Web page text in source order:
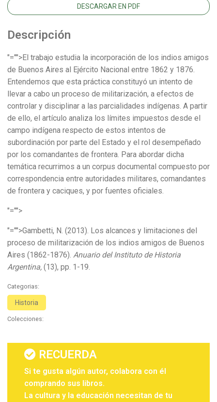
DESCARGAR EN PDF
Descripción
"="">El trabajo estudia la incorporación de los indios amigos
de Buenos Aires al Ejército Nacional entre 1862 y 1876.
Entendemos que esta práctica constituyó un intento de
llevar a cabo un proceso de militarización, a efectos de
controlar y disciplinar a las parcialidades indígenas. A partir
de ello, el artículo analiza los límites impuestos desde el
campo indígena respecto de estos intentos de
subordinación por parte del Estado y el rol desempeñado
por los comandantes de frontera. Para abordar dicha
temática recurrimos a un corpus documental compuesto por
correspondencia entre autoridades militares, comandantes
de frontera y caciques, y por fuentes oficiales.
"="">
"="">Gambetti, N. (2013). Los alcances y limitaciones del
proceso de militarización de los indios amigos de Buenos
Aires (1862-1876). Anuario del Instituto de Historia
Argentina, (13), pp. 1-19.
Categorias:
Historia
Colecciones:
RECUERDA
Si te gusta algún autor, colabora con él
comprando sus libros.
La cultura y la educación necesitan de tu